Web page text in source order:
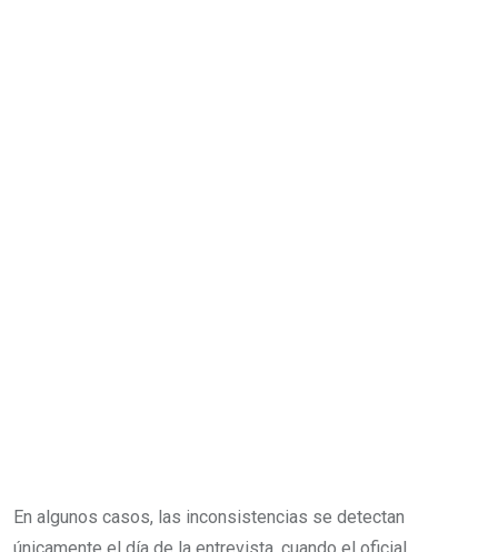
En algunos casos, las inconsistencias se detectan
únicamente el día de la entrevista, cuando el oficial